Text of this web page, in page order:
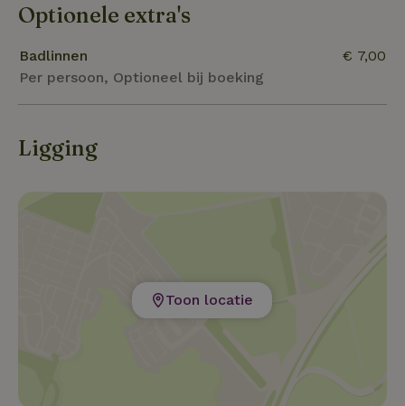
Optionele extra's
Badlinnen
Per persoon, Optioneel bij boeking
€ 7,00
Ligging
Toon locatie